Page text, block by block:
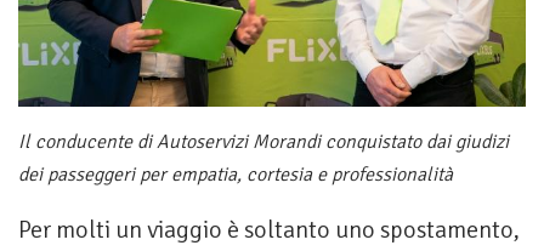
Il conducente di Autoservizi Morandi conquistato dai giudizi
dei passeggeri per empatia, cortesia e professionalità
Per molti un viaggio è soltanto uno spostamento,